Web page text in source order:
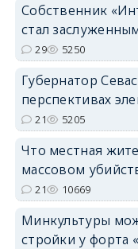
Собственник
стал
29 5250
Губернатор
перспективах
21 5205
Что местная
массовом
21 10669
Минкультуры
стройки у форта